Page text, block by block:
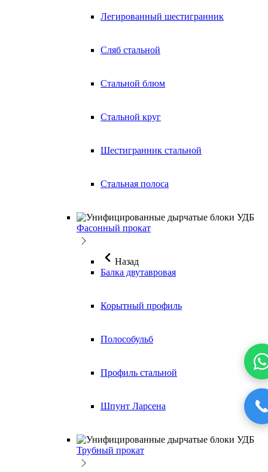
Легированный шестигранник
Сляб стальной
Стальной блюм
Стальной круг
Шестигранник стальной
Стальная полоса
Фасонный прокат
Назад
Балка двутавровая
Корытный профиль
Полособульб
Профиль стальной
Шпунт Ларсена
Трубный прокат